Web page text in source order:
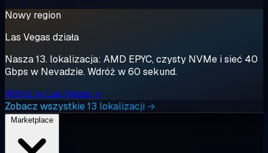
Nowy region
Las Vegas działa
Nasza 13. lokalizacja: AMD EPYC, czysty NVMe i sieć 40
Gbps w Nevadzie. Wdróż w 60 sekund.
Wdróż w Las Vegas →
Zobacz wszystkie 13 lokalizacji →